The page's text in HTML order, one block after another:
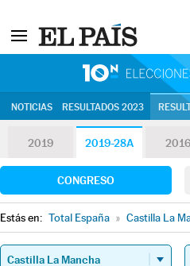
NOTICIAS RESULTADOS 2023
2019 2019-28A 2016
CONGRESO
Estás en: Total España » Castilla La